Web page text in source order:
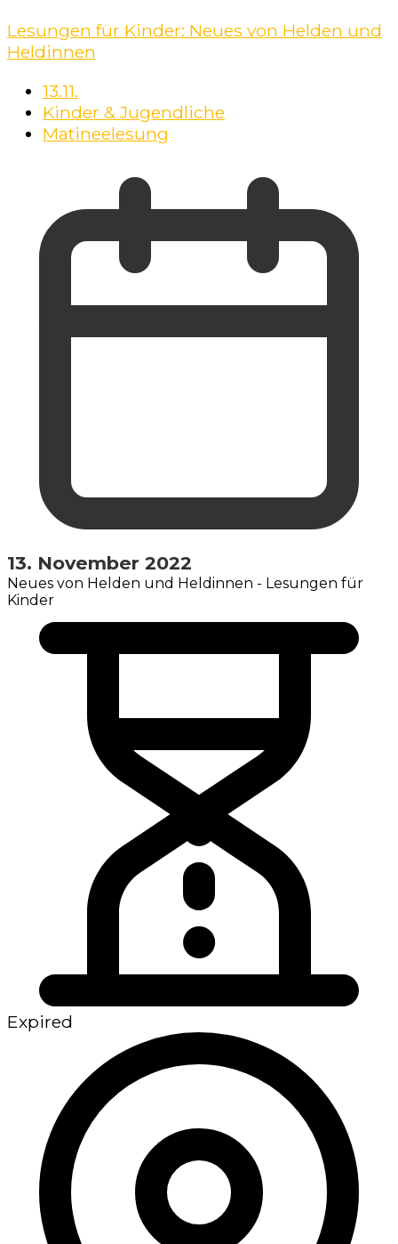
Lesungen für Kinder: Neues von Helden und
Heldinnen
13.11.
Kinder & Jugendliche
Matineelesung
13. November 2022
Neues von Helden und Heldinnen - Lesungen für
Kinder
Expired